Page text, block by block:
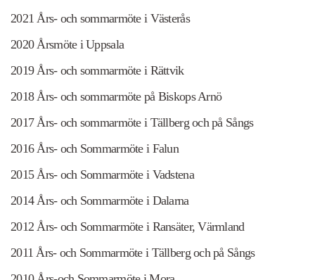
2021 Års- och sommarmöte i Västerås
2020 Årsmöte i Uppsala
2019 Års- och sommarmöte i Rättvik
2018 Års- och sommarmöte på Biskops Arnö
2017 Års- och sommarmöte i Tällberg och på Sångs
2016 Års- och Sommarmöte i Falun
2015 Års- och Sommarmöte i Vadstena
2014 Års- och Sommarmöte i Dalarna
2012 Års- och Sommarmöte i Ransäter, Värmland
2011 Års- och Sommarmöte i Tällberg och på Sångs